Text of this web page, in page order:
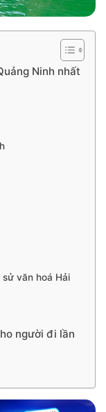
Ninh nhất
văn hoá Hải
người đi lần